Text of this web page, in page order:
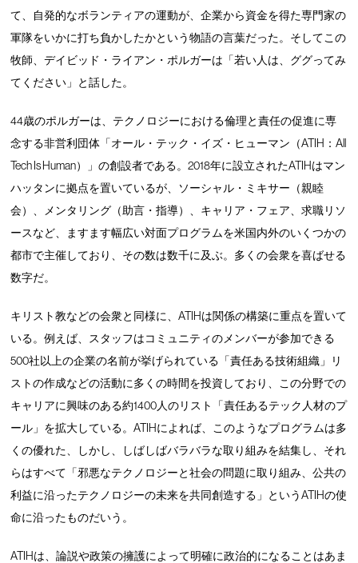
て、自発的なボランティアの運動が、企業から資金を得た専門家の
軍隊をいかに打ち負かしたかという物語の言葉だった。そしてこの
牧師、デイビッド・ライアン・ポルガーは「若い人は、ググってみ
てください」と話した。
44歳のポルガーは、テクノロジーにおける倫理と責任の促進に専
念する非営利団体「オール・テック・イズ・ヒューマン（ATIH：All
Tech Is Human）」の創設者である。2018年に設立されたATIHはマン
ハッタンに拠点を置いているが、ソーシャル・ミキサー（親睦
会）、メンタリング（助言・指導）、キャリア・フェア、求職リソ
ースなど、ますます幅広い対面プログラムを米国内外のいくつかの
都市で主催しており、その数は数千に及ぶ。多くの会衆を喜ばせる
数字だ。
キリスト教などの会衆と同様に、ATIHは関係の構築に重点を置いて
いる。例えば、スタッフはコミュニティのメンバーが参加できる
500社以上の企業の名前が挙げられている「責任ある技術組織」リ
ストの作成などの活動に多くの時間を投資しており、この分野での
キャリアに興味のある約1400人のリスト「責任あるテック人材のプ
ール」を拡大している。ATIHによれば、このようなプログラムは多
くの優れた、しかし、しばしばバラバラな取り組みを結集し、それ
らはすべて「邪悪なテクノロジーと社会の問題に取り組み、公共の
利益に沿ったテクノロジーの未来を共同創造する」というATIHの使
命に沿ったものだいう。
ATIHは、論説や政策の擁護によって明確に政治的になることはあま